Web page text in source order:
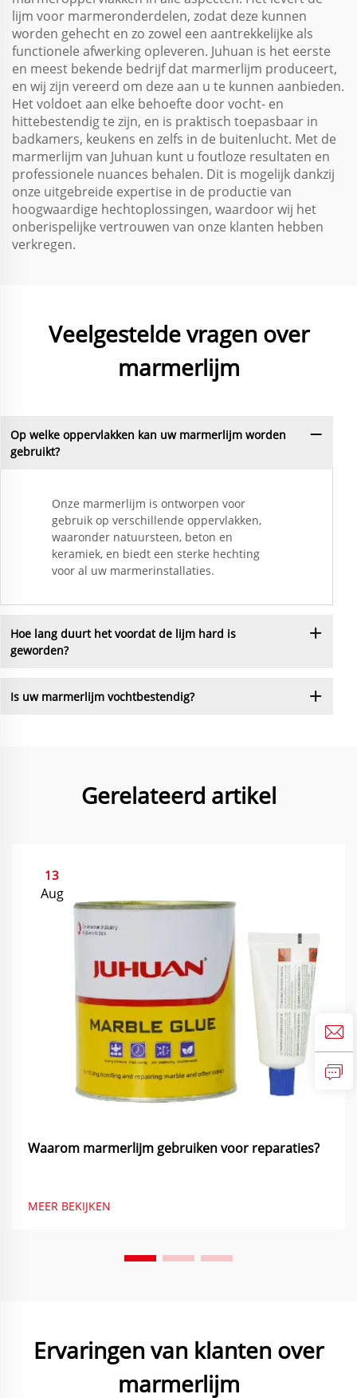
lijm voor marmeronderdelen, zodat deze kunnen
worden gehecht en zo zowel een aantrekkelijke als
functionele afwerking opleveren. Juhuan is het eerste
en meest bekende bedrijf dat marmerlijm produceert,
en wij zijn vereerd om deze aan u te kunnen aanbieden.
Het voldoet aan elke behoefte door vocht- en
hittebestendig te zijn, en is praktisch toepasbaar in
badkamers, keukens en zelfs in de buitenlucht. Met de
marmerlijm van Juhuan kunt u foutloze resultaten en
professionele nuances behalen. Dit is mogelijk dankzij
onze uitgebreide expertise in de productie van
hoogwaardige hechtoplossingen, waardoor wij het
onberispelijke vertrouwen van onze klanten hebben
verkregen.
Veelgestelde vragen over
marmerlijm
Op welke oppervlakken kan uw marmerlijm worden
gebruikt?
Onze marmerlijm is ontworpen voor
gebruik op verschillende oppervlakken,
waaronder natuursteen, beton en
keramiek, en biedt een sterke hechting
voor al uw marmerinstallaties.
Hoe lang duurt het voordat de lijm hard is
geworden?
Is uw marmerlijm vochtbestendig?
Gerelateerd artikel
13
Aug
Waarom marmerlijm gebruiken voor reparaties?
MEER BEKIJKEN
Ervaringen van klanten over
marmerlijm